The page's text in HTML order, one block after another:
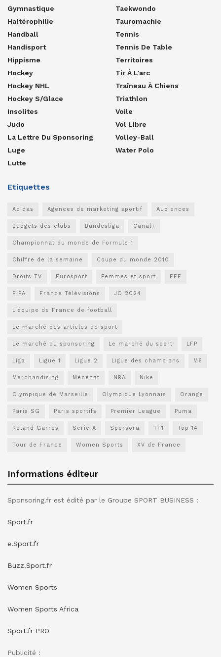
Gymnastique
Haltérophilie
Handball
Handisport
Hippisme
Hockey
Hockey NHL
Hockey S/glace
Insolites
Judo
La Lettre Du Sponsoring
Luge
Lutte
Taekwondo
Tauromachie
Tennis
Tennis De Table
Territoires
Tir À L'arc
Traîneau À Chiens
Triathlon
Voile
Vol Libre
Volley-Ball
Water Polo
Etiquettes
Adidas Agences de marketing sportif Audiences
Budgets des clubs Bundesliga Canal+
Championnat du monde de Formule 1
Chiffre de la semaine Coupe du monde 2010
Droits TV Eurosport Femmes et sport FFF
FIFA France Télévisions JO 2024
L'équipe de France de football
Le marché des articles de sport
Le marché du sponsoring Le marché du sport LFP
Liga Ligue 1 Ligue 2 Ligue des champions M6
Merchandising Mécénat NBA Nike
Olympique de Marseille Olympique Lyonnais Orange
Paris SG Paris sportifs Premier League Puma
Roland Garros Serie A Sporsora TF1 Top 14
Tour de France Women Sports XV de France
Informations éditeur
Sponsoring.fr est édité par le Groupe SPORT BUSINESS :
Sport.fr
e.Sport.fr
Buzz.Sport.fr
Women Sports
Women Sports Africa
Sport.fr PRO
Publicité :